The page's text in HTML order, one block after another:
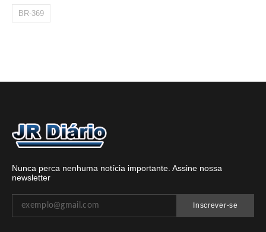
BR-369
Nunca perca nenhuma notícia importante. Assine nossa
newsletter
Inscrever-se